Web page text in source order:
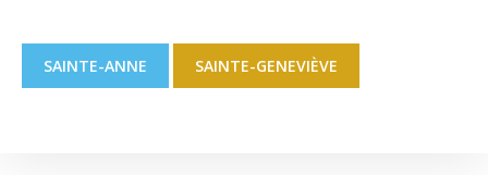
SAINTE-ANNE SAINTE-GENEVIÈVE